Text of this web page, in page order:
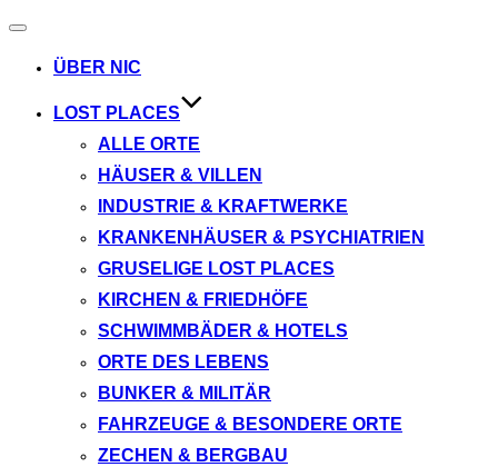
Navigation
ÜBER NIC
LOST PLACES
ALLE ORTE
HÄUSER & VILLEN
INDUSTRIE & KRAFTWERKE
KRANKENHÄUSER & PSYCHIATRIEN
GRUSELIGE LOST PLACES
KIRCHEN & FRIEDHÖFE
SCHWIMMBÄDER & HOTELS
ORTE DES LEBENS
BUNKER & MILITÄR
FAHRZEUGE & BESONDERE ORTE
ZECHEN & BERGBAU